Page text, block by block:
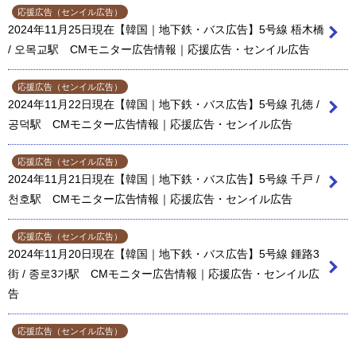
応援広告（センイル広告）
2024年11月25日現在【韓国｜地下鉄・バス広告】5号線 梧木橋
/ 오목교駅 CMモニター広告情報｜応援広告・センイル広告
応援広告（センイル広告）
2024年11月22日現在【韓国｜地下鉄・バス広告】5号線 孔徳 /
공덕駅 CMモニター広告情報｜応援広告・センイル広告
応援広告（センイル広告）
2024年11月21日現在【韓国｜地下鉄・バス広告】5号線 千戸 /
천호駅 CMモニター広告情報｜応援広告・センイル広告
応援広告（センイル広告）
2024年11月20日現在【韓国｜地下鉄・バス広告】5号線 鍾路3
街 / 종로3가駅 CMモニター広告情報｜応援広告・センイル広
告
応援広告（センイル広告）